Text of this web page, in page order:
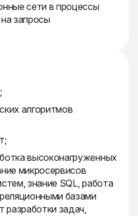
сети в процессы
запросы
алгоритмов
высоконагруженных
микросервисов
знание SQL, работа
базами
задач,